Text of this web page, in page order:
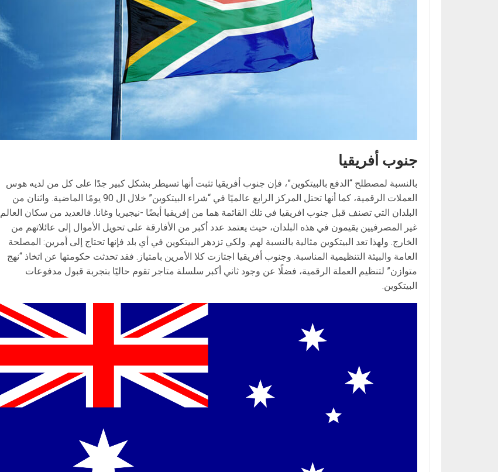
جنوب أفريقيا
بالنسبة لمصطلح “الدفع بالبيتكوين”، فإن جنوب أفريقيا تثبت أنها تسيطر بشكل كبير جدًا على كل من لديه هوس
العملات الرقمية، كما أنها تحتل المركز الرابع عالميًا في “شراء البيتكوين” خلال ال 90 يومًا الماضية. واثنان من
البلدان التي تصنف قبل جنوب افريقيا في تلك القائمة هما من إفريقيا أيضًا -نيجيريا وغانا. فالعديد من سكان العالم
غير المصرفيين يقيمون في هذه البلدان، حيث يعتمد عدد أكبر من الأفارقة على تحويل الأموال إلى عائلاتهم من
الخارج. ولهذا تعد البيتكوين مثالية بالنسبة لهم. ولكي تزدهر البيتكوين في أي بلد فإنها تحتاج إلى أمرين: المصلحة
العامة والبيئة التنظيمية المناسبة. وجنوب أفريقيا اجتازت كلا الأمرين بامتياز. فقد تحدثت حكومتها عن اتخاذ “نهج
متوازن” لتنظيم العملة الرقمية، فضلًا عن وجود ثاني أكبر سلسلة متاجر تقوم حاليًا بتجربة قبول مدفوعات
البيتكوين.